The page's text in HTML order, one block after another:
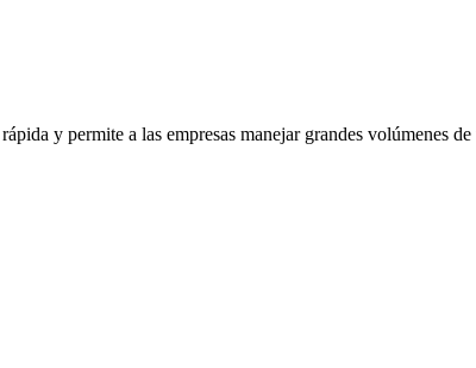
y permite a las empresas manejar grandes volúmenes